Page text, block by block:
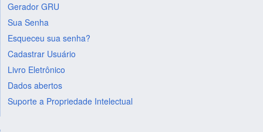
Gerador GRU
Sua Senha
Esqueceu sua senha?
Cadastrar Usuário
Livro Eletrônico
Dados abertos
Suporte a Propriedade Intelectual